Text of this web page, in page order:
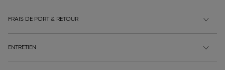
FRAIS DE PORT & RETOUR
ENTRETIEN